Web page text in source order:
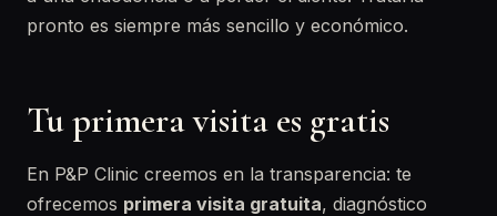
pronto es siempre más sencillo y económico.
Tu primera visita es gratis
En P&P Clinic creemos en la transparencia: te
ofrecemos primera visita gratuita, diagnóstico